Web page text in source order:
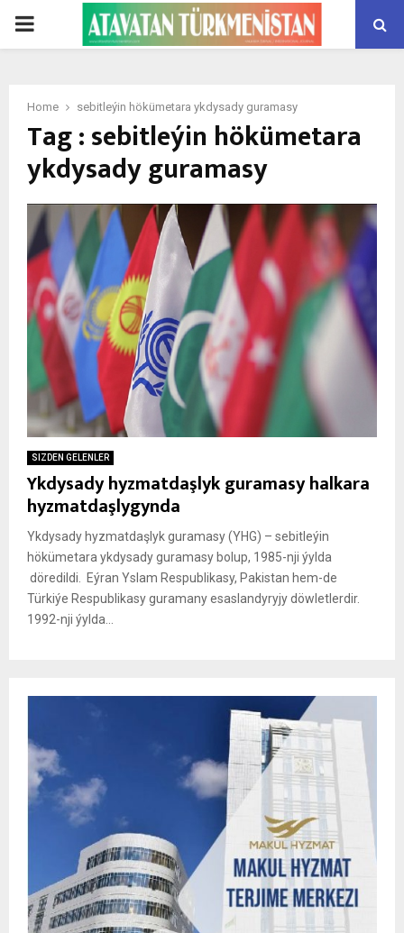
PRIMARY
Home sebitleýin hökümetara ykdysady guramasy
Tag : sebitleýin hökümetara
ykdysady guramasy
SIZDEN GELENLER
Ykdysady hyzmatdaşlyk guramasy halkara
hyzmatdaşlygynda
Ykdysady hyzmatdaşlyk guramasy (YHG) – sebitleýin
hökümetara ykdysady guramasy bolup, 1985-nji ýylda
döredildi. Eýran Yslam Respublikasy, Pakistan hem-de
Türkiýe Respublikasy guramany esaslandyryjy döwletlerdir.
1992-nji ýylda...